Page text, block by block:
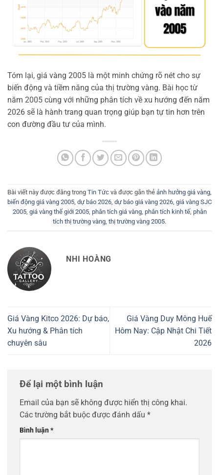
Tóm lại, giá vàng 2005 là một minh chứng rõ nét cho sự
biến động và tiềm năng của thị trường vàng. Bài học từ
năm 2005 cùng với những phân tích về xu hướng đến năm
2026 sẽ là hành trang quan trọng giúp bạn tự tin hơn trên
con đường đầu tư của mình.
Bài viết này được đăng trong Tin Tức và được gắn thẻ ảnh hưởng giá vàng,
biến động giá vàng 2005, dự báo 2026, dự báo giá vàng 2026, giá vàng SJC
2005, giá vàng thế giới 2005, phân tích giá vàng, phân tích kinh tế, phân
tích thị trường vàng, thị trường vàng 2005.
NHI HOÀNG
Giá Vàng Kitco 2026: Dự báo,
Xu hướng & Phân tích
chuyên sâu
Giá Vàng Duy Mông Huế
Hôm Nay: Cập Nhật Chi Tiết
2026
Để lại một bình luận
Email của bạn sẽ không được hiển thị công khai.
Các trường bắt buộc được đánh dấu *
Bình luận*